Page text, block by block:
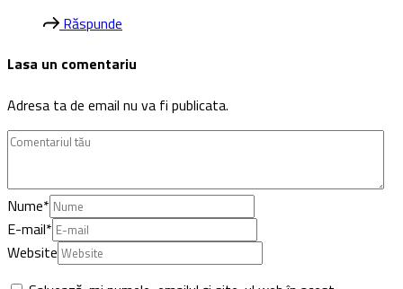
Răspunde
Lasa un comentariu
Adresa ta de email nu va fi publicata.
Nume*
E-mail*
Website